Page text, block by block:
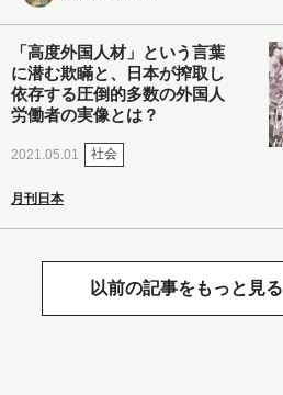
「高度外国人材」という言葉
に潜む欺瞞と、日本が搾取し
依存する圧倒的多数の外国人
労働者の実像とは？
2021.05.01 社会
月刊日本
以前の記事をもっと見る